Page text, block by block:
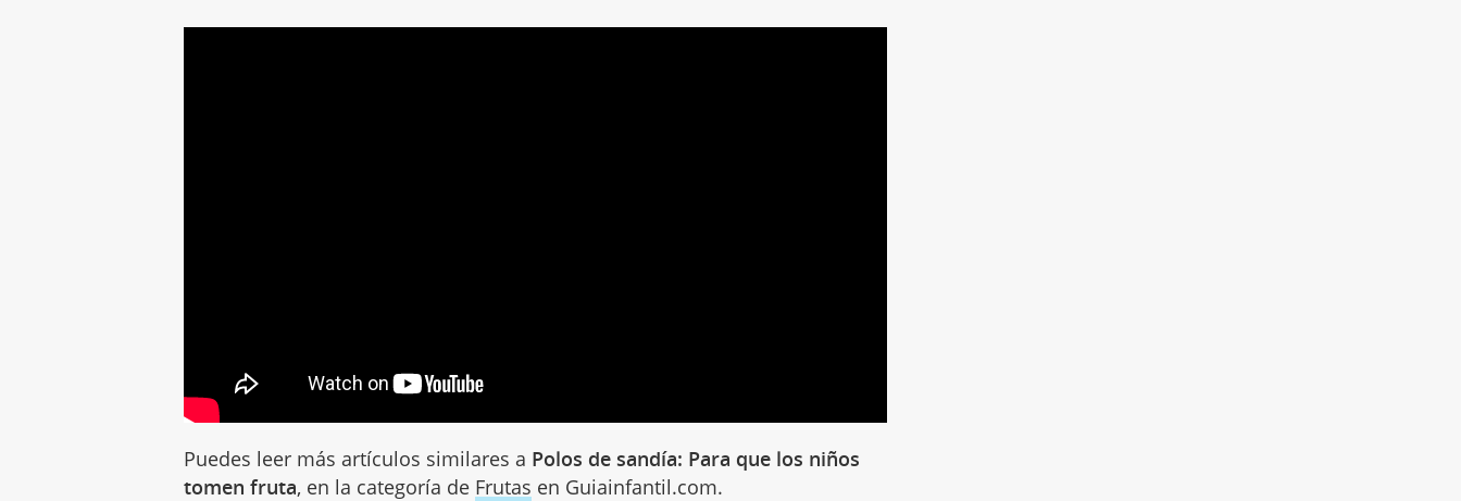
Puedes leer más artículos similares a Polos de sandía: Para que los niños
tomen fruta, en la categoría de Frutas en Guiainfantil.com.